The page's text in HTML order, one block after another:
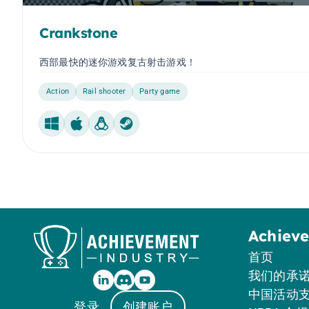
Crankstone
西部最快的迷你游戏复古射击游戏！
Action Rail shooter Party game
Windows
MacLinuxSteam Machine
首页
我们的承
中国活动